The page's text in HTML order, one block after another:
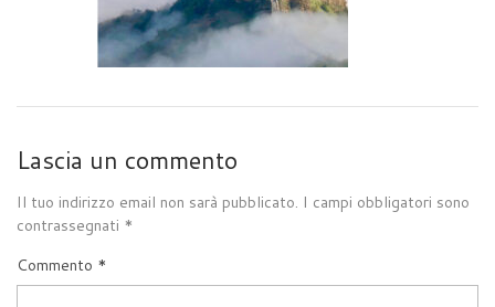
Lascia un commento
Il tuo indirizzo email non sarà pubblicato. I campi obbligatori sono
contrassegnati *
Commento *